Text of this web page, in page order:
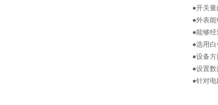
●开关
●外表
●能够
●选用
●设备
●设置
●针对